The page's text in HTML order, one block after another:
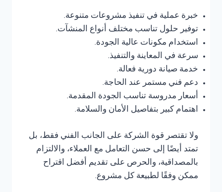
خبرة عملية في تنفيذ مشروعات متنوعة.
توفير حلول تناسب مختلف أنواع المنشآت.
استخدام مكونات عالية الجودة.
سرعة في المعاينة والتنفيذ.
خدمة صيانة دورية فعالة.
دعم فني مستمر عند الحاجة.
أسعار مدروسة تناسب الجودة المقدمة.
اهتمام كبير بتفاصيل الأمان والسلامة.
ولا تقتصر قوة الشركة على الجانب الفني فقط، بل
تمتد أيضًا إلى حسن التعامل مع العملاء، والالتزام
بالمصداقية، والحرص على تقديم أفضل اقتراح
ممكن وفقًا لطبيعة كل مشروع.